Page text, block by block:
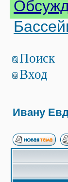
Поиск
Вход
Ивану